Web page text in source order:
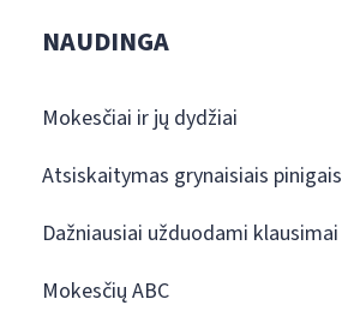
NAUDINGA
Mokesčiai ir jų dydžiai
Atsiskaitymas grynaisiais pinigais
Dažniausiai užduodami klausimai
Mokesčių ABC